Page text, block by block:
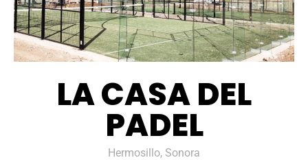
LA CASA DEL
PADEL
Hermosillo, Sonora